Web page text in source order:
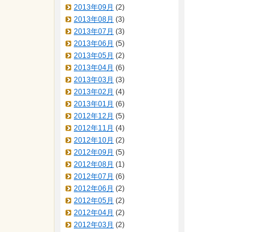
2013年09月 (2)
2013年08月 (3)
2013年07月 (3)
2013年06月 (5)
2013年05月 (2)
2013年04月 (6)
2013年03月 (3)
2013年02月 (4)
2013年01月 (6)
2012年12月 (5)
2012年11月 (4)
2012年10月 (2)
2012年09月 (5)
2012年08月 (1)
2012年07月 (6)
2012年06月 (2)
2012年05月 (2)
2012年04月 (2)
2012年03月 (2)